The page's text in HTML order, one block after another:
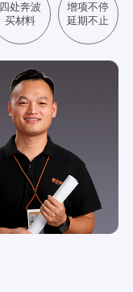
四处奔波
买材料
增项不停
延期不止